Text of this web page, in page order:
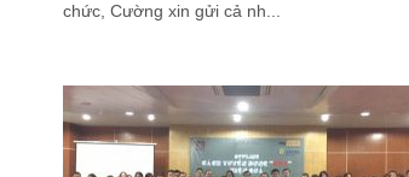
chức, Cường xin gửi cả nh...